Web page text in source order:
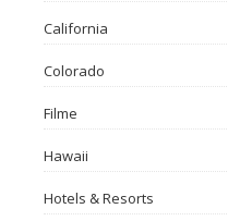
California
Colorado
Filme
Hawaii
Hotels & Resorts